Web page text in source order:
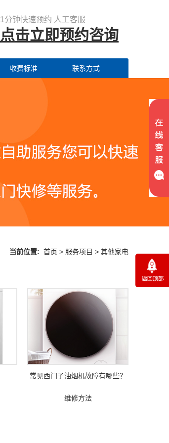
1分钟快速预约 人工客服
点击立即预约咨询
收费标准 联系方式
当前位置: 首页 > 服务项目 > 其他家电
常见西门子油烟机故障有哪些？
维修方法